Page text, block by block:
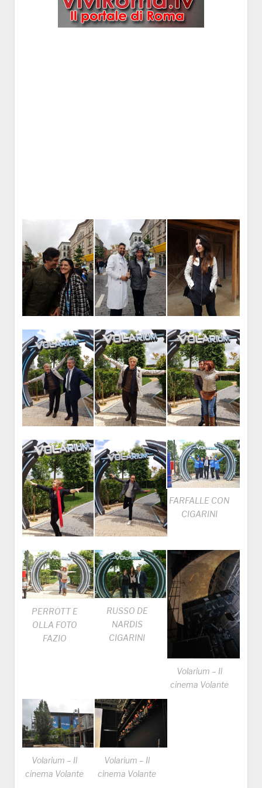
FARFALLE CON
CIGARINI
PERROTT E
OLLA FOTO
FAZIO
RUSSO DE
NARDIS
CIGARINI
Volarium – Il
cinema Volante
Volarium – Il
cinema Volante
Volarium – Il
cinema Volante